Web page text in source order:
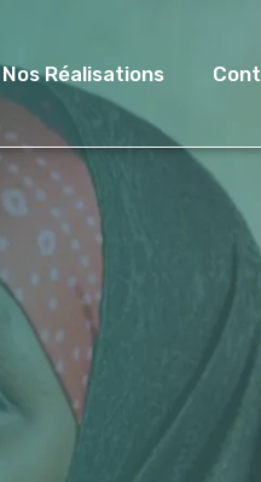
Nos Réalisations